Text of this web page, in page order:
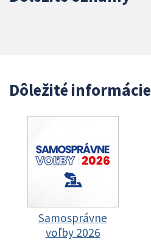
Dôležité informácie
Samosprávne
voľby 2026